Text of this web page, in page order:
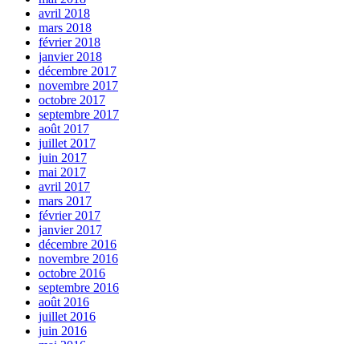
avril 2018
mars 2018
février 2018
janvier 2018
décembre 2017
novembre 2017
octobre 2017
septembre 2017
août 2017
juillet 2017
juin 2017
mai 2017
avril 2017
mars 2017
février 2017
janvier 2017
décembre 2016
novembre 2016
octobre 2016
septembre 2016
août 2016
juillet 2016
juin 2016